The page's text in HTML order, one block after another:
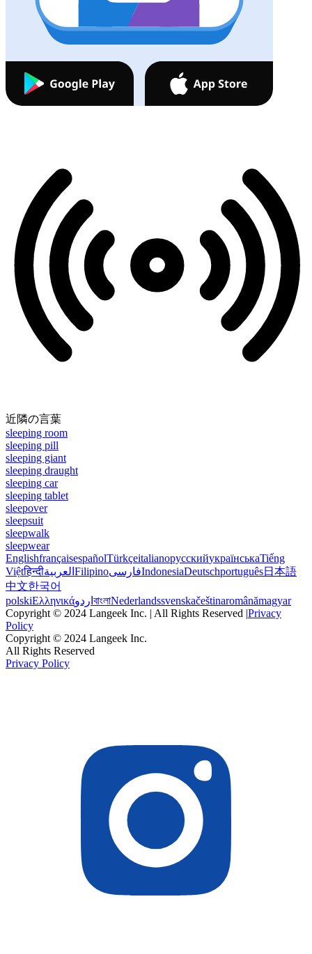
近隣の言葉
sleeping room
sleeping pill
sleeping giant
sleeping draught
sleeping car
sleeping tablet
sleepover
sleepsuit
sleepwalk
sleepwear
EnglishfrançaisespañolTürkçeitalianoрусскийукраїнськаTiếng
Việtहिन्दीالعربية FilipinoفارسیIndonesiaDeutschportuguês日本語
中文한국어
polskiΕλληνικάاردو বাংলাNederlandssvenskačeštinaromânămagyar
Copyright © 2024 Langeek Inc. | All Rights Reserved |Privacy
Policy
Copyright © 2024 Langeek Inc.
All Rights Reserved
Privacy Policy